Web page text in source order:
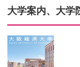
大学案内、大学